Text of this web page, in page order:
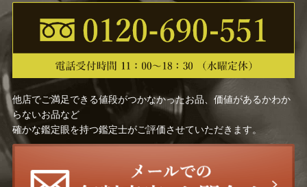
他店でご満足できる値段がつかなかったお品、価値があるかわか
らないお品など
確かな鑑定眼を持つ鑑定士がご評価させていただきます。